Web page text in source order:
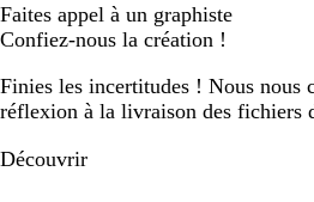
Faites appel à un graphiste
Confiez-nous la création !
Finies les incertitudes ! Nous nous
réflexion à la livraison des fichiers
Découvrir